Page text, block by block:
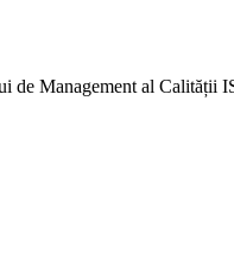
de Management al